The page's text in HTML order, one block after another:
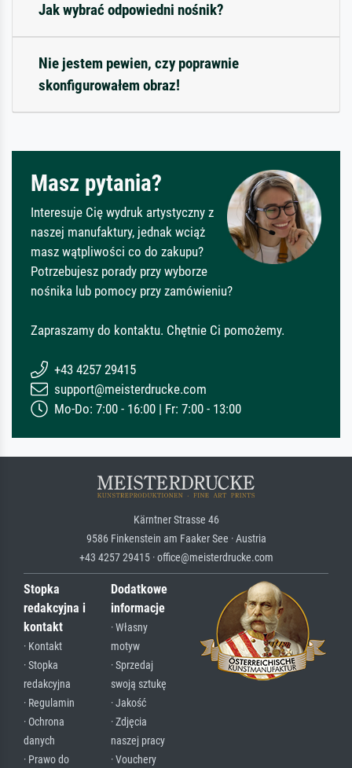
Jak wybrać odpowiedni nośnik?
Nie jestem pewien, czy poprawnie
skonfigurowałem obraz!
Masz pytania?
Interesuje Cię wydruk artystyczny z
naszej manufaktury, jednak wciąż
masz wątpliwości co do zakupu?
Potrzebujesz porady przy wyborze
nośnika lub pomocy przy zamówieniu?
Zapraszamy do kontaktu. Chętnie Ci pomożemy.
+43 4257 29415
support@meisterdrucke.com
Mo-Do: 7:00 - 16:00 | Fr: 7:00 - 13:00
Kärntner Strasse 46
9586 Finkenstein am Faaker See · Austria
+43 4257 29415 · office@meisterdrucke.com
Stopka
redakcyjna i
kontakt
· Kontakt
· Stopka
redakcyjna
· Regulamin
· Ochrona
danych
· Prawo do
Dodatkowe
informacje
· Własny
motyw
· Sprzedaj
swoją sztukę
· Jakość
· Zdjęcia
naszej pracy
· Vouchery